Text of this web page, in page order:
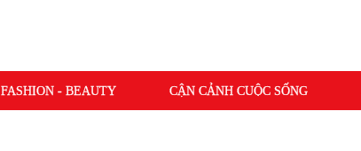
FASHION - BEAUTY CẬN CẢNH CUỘC SỐNG